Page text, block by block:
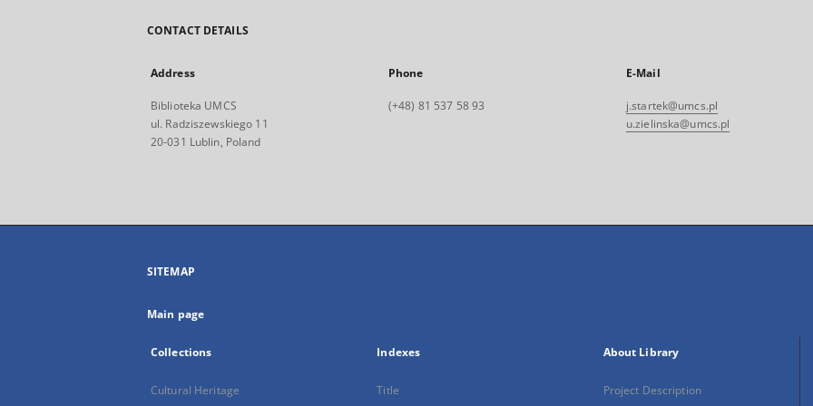
CONTACT DETAILS
Address
Biblioteka UMCS
ul. Radziszewskiego 11
20-031 Lublin, Poland
Phone
(+48) 81 537 58 93
E-Mail
j.startek@umcs.pl
u.zielinska@umcs.pl
SITEMAP
Main page
Collections
Cultural Heritage
Indexes
Title
About Library
Project Description